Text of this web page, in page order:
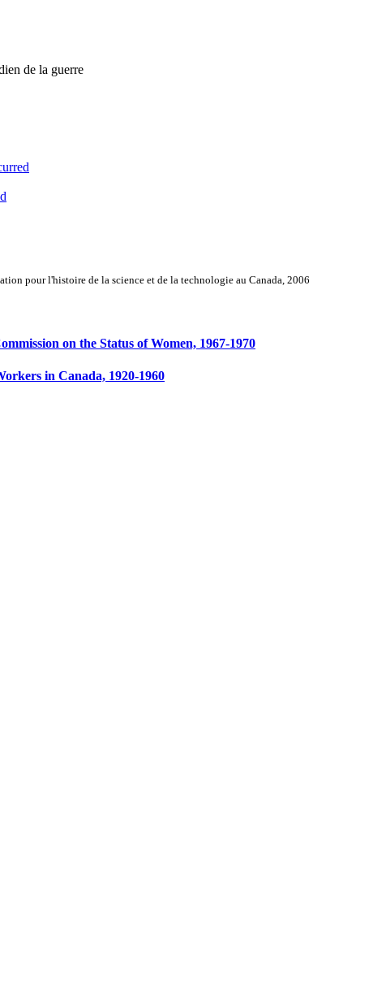
de la guerre
pour l'histoire de la science et de la technologie au Canada, 2006
on the Status of Women, 1967-1970
in Canada, 1920-1960